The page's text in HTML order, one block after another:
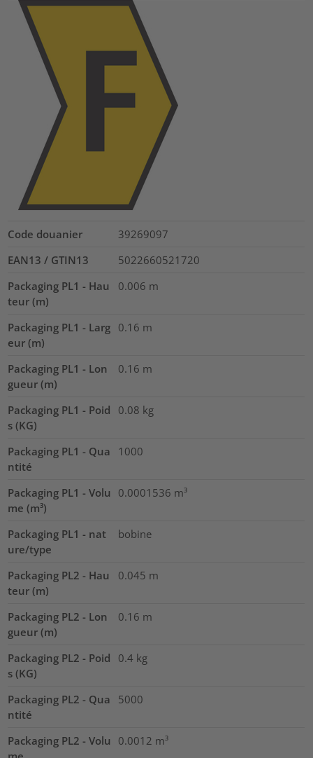
Code douanier
39269097
EAN13 / GTIN13
5022660521720
Packaging PL1 - Hau
teur (m)
0.006 m
Packaging PL1 - Larg
eur (m)
0.16 m
Packaging PL1 - Lon
gueur (m)
0.16 m
Packaging PL1 - Poid
s (KG)
0.08 kg
Packaging PL1 - Qua
ntité
1000
Packaging PL1 - Volu
me (m³)
0.0001536 m³
Packaging PL1 - nat
ure/type
bobine
Packaging PL2 - Hau
teur (m)
0.045 m
Packaging PL2 - Lon
gueur (m)
0.16 m
Packaging PL2 - Poid
s (KG)
0.4 kg
Packaging PL2 - Qua
ntité
5000
Packaging PL2 - Volu
0.0012 m³